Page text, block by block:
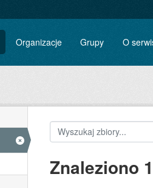
Organizacje Grupy O
Znaleziono